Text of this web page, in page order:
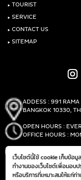
เว็บไซต์นี้ใช้ cookie เก็บข้อ
ทำงานของเว็บไซต์เพื่อมอบ
หรือบริการที่เหมาะสมให้แก่ท่
‣ TOURIST
‣ SERVICE
‣ CONTACT US
‣ SITEMAP
ADDESS : 991
BANGKOK 10330,
OPEN HOURS :
OFFICE HOURS :
FAX :(+66)2-690-